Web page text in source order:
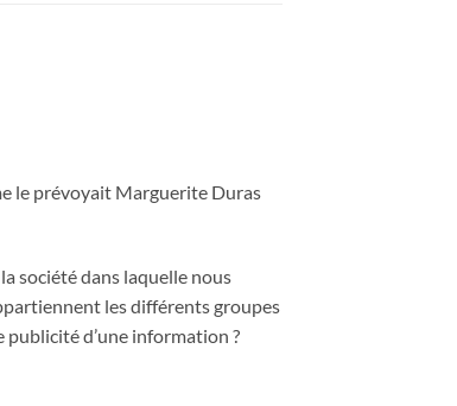
le prévoyait Marguerite Duras
société dans laquelle nous
les différents groupes
publicité d’une information ?